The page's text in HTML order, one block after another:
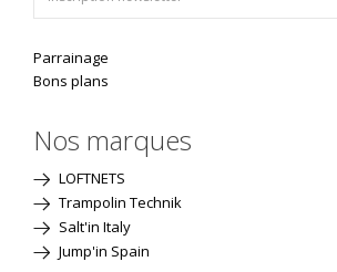
Parrainage
Bons plans
Nos marques
LOFTNETS
Trampolin Technik
Salt'in Italy
Jump'in Spain